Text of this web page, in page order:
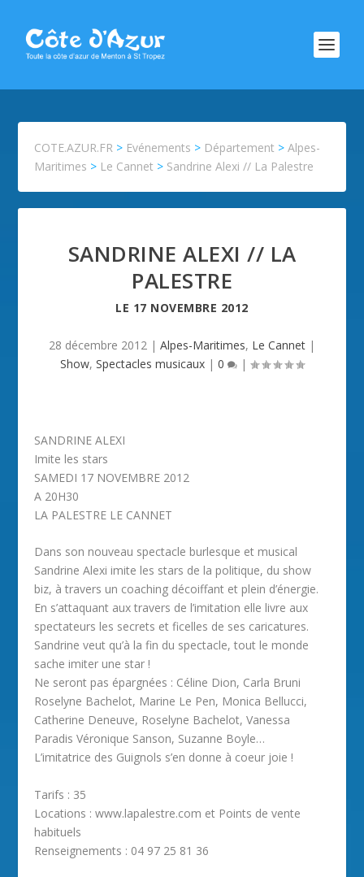
COTE.AZUR.FR > Evénements > Département >Alpes-
Maritimes > Le Cannet > Sandrine Alexi // La Palestre
SANDRINE ALEXI // LA
PALESTRE
LE 17 NOVEMBRE 2012
28 décembre 2012 | Alpes-Maritimes, Le Cannet |
Show, Spectacles musicaux | 0 |
SANDRINE ALEXI
Imite les stars
SAMEDI 17 NOVEMBRE 2012
A 20H30
LA PALESTRE LE CANNET
Dans son nouveau spectacle burlesque et musical
Sandrine Alexi imite les stars de la politique, du show
biz, à travers un coaching décoiffant et plein d’énergie.
En s’attaquant aux travers de l’imitation elle livre aux
spectateurs les secrets et ficelles de ses caricatures.
Sandrine veut qu’à la fin du spectacle, tout le monde
sache imiter une star !
Ne seront pas épargnées : Céline Dion, Carla Bruni
Roselyne Bachelot, Marine Le Pen, Monica Bellucci,
Catherine Deneuve, Roselyne Bachelot, Vanessa
Paradis Véronique Sanson, Suzanne Boyle…
L’imitatrice des Guignols s’en donne à coeur joie !
Tarifs : 35
Locations : www.lapalestre.com et Points de vente
habituels
Renseignements : 04 97 25 81 36